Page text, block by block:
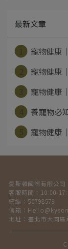
最新文章
寵物健康
寵物健康
寵物健康
養寵物必
寵物健康
愛斯頓國際有限公司
客服時間：10:00-
統編：50798579
地址：臺北市大同
信箱：